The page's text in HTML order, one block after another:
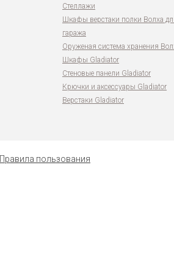
Стеллажи
Шкафы верстаки полки Волха
гаража
Оруженая система хранения
Шкафы Gladiator
Стеновые панели Gladiator
Крючки и аксессуары Gladiator
Верстаки Gladiator
Правила пользования